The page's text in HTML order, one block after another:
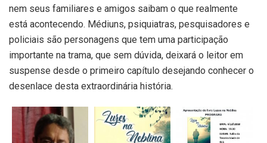
nem seus familiares e amigos saibam o que realmente
está acontecendo. Médiuns, psiquiatras, pesquisadores e
policiais são personagens que tem uma participação
importante na trama, que sem dúvida, deixará o leitor em
suspense desde o primeiro capítulo desejando conhecer o
desenlace desta extraordinária história.